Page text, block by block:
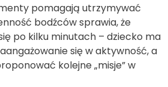
pomagają utrzymywać
bodźców sprawia, że
po kilku minutach – dziecko ma
się w aktywność, a
kolejne „misje” w